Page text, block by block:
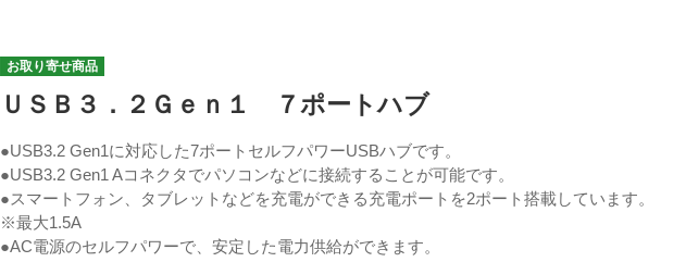
お取り寄せ商品
ＵＳＢ３．２Ｇｅｎ１ ７ポートハブ
●USB3.2 Gen1に対応した7ポートセルフパワーUSBハブです。
●USB3.2 Gen1 Aコネクタでパソコンなどに接続することが可能です。
●スマートフォン、タブレットなどを充電ができる充電ポートを2ポート搭載しています。
※最大1.5A
●AC電源のセルフパワーで、安定した電力供給ができます。